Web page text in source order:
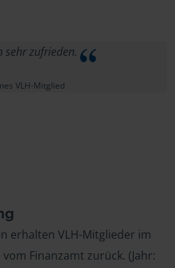
zufrieden.
VLH-Mitglied
erhalten VLH-Mitglieder im
Finanzamt zurück. (Jahr: